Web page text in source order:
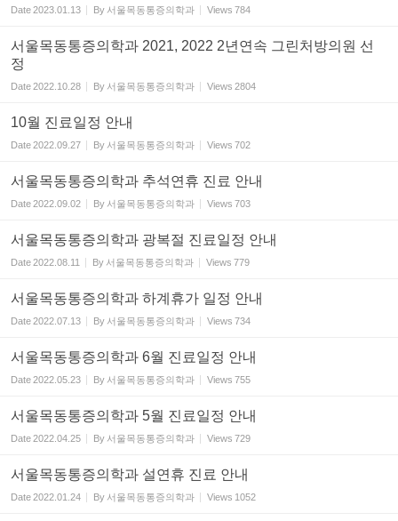
Date2023.01.13 By 서울목동통증의학과 Views 784
서울목동통증의학과 2021, 2022 2년연속 그린처방의원 선
정
Date2022.10.28 By 서울목동통증의학과 Views 2804
10월 진료일정 안내
Date2022.09.27 By 서울목동통증의학과 Views 702
서울목동통증의학과 추석연휴 진료 안내
Date2022.09.02 By 서울목동통증의학과 Views 703
서울목동통증의학과 광복절 진료일정 안내
Date2022.08.11 By 서울목동통증의학과 Views 779
서울목동통증의학과 하계휴가 일정 안내
Date2022.07.13 By 서울목동통증의학과 Views 734
서울목동통증의학과 6월 진료일정 안내
Date2022.05.23 By 서울목동통증의학과 Views 755
서울목동통증의학과 5월 진료일정 안내
Date2022.04.25 By 서울목동통증의학과 Views 729
서울목동통증의학과 설연휴 진료 안내
Date2022.01.24 By 서울목동통증의학과 Views 1052